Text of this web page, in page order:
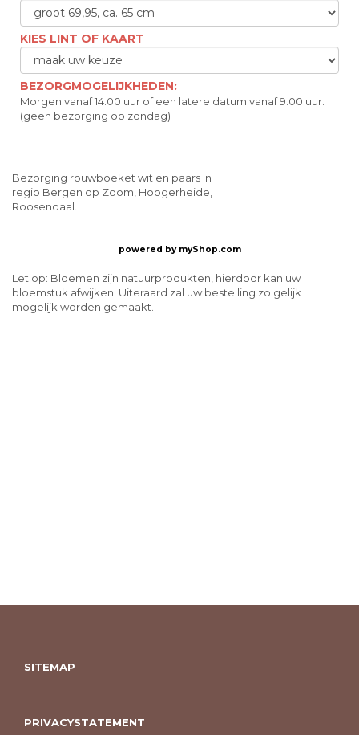
KIES LINT OF KAART
BEZORGMOGELIJKHEDEN:
Morgen vanaf 14.00 uur of een latere datum vanaf 9.00 uur.
(geen bezorging op zondag)
Bezorging rouwboeket wit en paars in
regio Bergen op Zoom, Hoogerheide,
Roosendaal.
powered by myShop.com
Let op: Bloemen zijn natuurprodukten, hierdoor kan uw
bloemstuk afwijken. Uiteraard zal uw bestelling zo gelijk
mogelijk worden gemaakt.
SITEMAP
PRIVACYSTATEMENT